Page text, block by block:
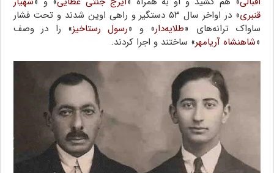
قنبری
» در اواخر سال ۵۳ دستگیر و راهی اوین شدند و تحت فشار
ساواک ترانه‌های «طلایه‌دار» و «رسول رستاخیز» را در وصف
«شاهنشاه آریامهر» ساختند و اجرا کردند.